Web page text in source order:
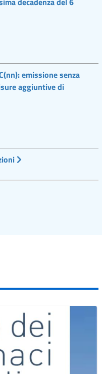
emissione senza
aggiuntive di